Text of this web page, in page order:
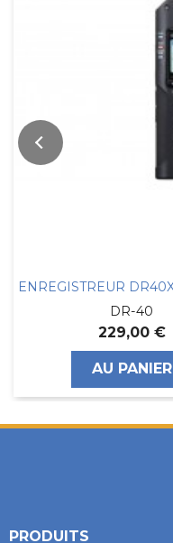
DR-40
229,00 €
AU PANIER
PRODUITS